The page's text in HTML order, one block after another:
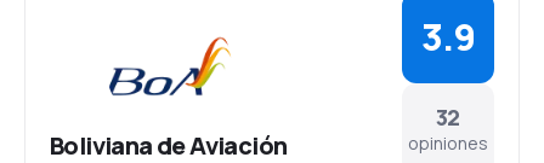
Boliviana de Aviación
32
opiniones
3.9